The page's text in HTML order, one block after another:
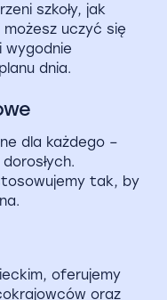
szkoły, jak
uczyć się
wygodnie
dnia.
dla każdego –
tak, by
oferujemy
oraz